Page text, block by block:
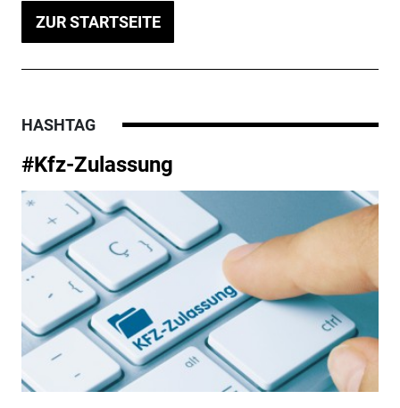
ZUR STARTSEITE
HASHTAG
#Kfz-Zulassung